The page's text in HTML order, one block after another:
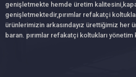
genişletmekte hemde üretim
genişletmektedir,pırımlar refakatçi
ürünlerimizin arkasındayız ürettiğimiz her
baran. pırımlar refakatçi koltukları yönetim